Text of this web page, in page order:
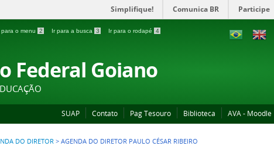
Simplifique! Comunica BR Participe
para o menu 2 Ir para a busca 3 Ir para o rodapé 4
Federal Goiano
SUAP Contato Pag Tesouro Biblioteca AVA - Moodle
DO DIRETOR > AGENDA DO DIRETOR PAULO CÉSAR RIBEIRO